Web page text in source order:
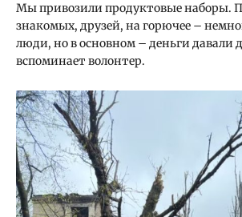
Мы привозили продуктовые наборы.
знакомых, друзей, на горючее –
люди, но в основном – деньги давали
вспоминает волонтер.